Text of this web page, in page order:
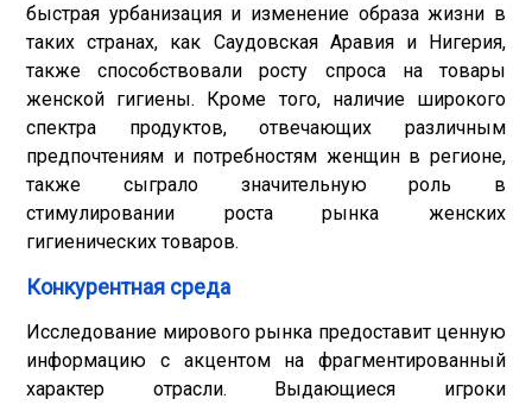
быстрая урбанизация и изменение образа жизни в
таких странах, как Саудовская Аравия и Нигерия,
также способствовали росту спроса на товары
женской гигиены. Кроме того, наличие широкого
спектра продуктов, отвечающих различным
предпочтениям и потребностям женщин в регионе,
также сыграло значительную роль в
стимулировании роста рынка женских
гигиенических товаров.
Конкурентная среда
Исследование мирового рынка предоставит ценную
информацию с акцентом на фрагментированный
характер отрасли. Выдающиеся игроки